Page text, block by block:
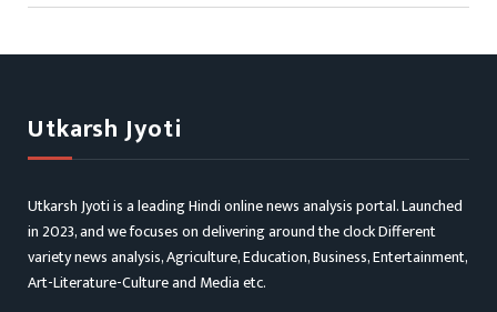
Utkarsh Jyoti
Utkarsh Jyoti is a leading Hindi online news analysis portal. Launched
in 2023, and we focuses on delivering around the clock Different
variety news analysis, Agriculture, Education, Business, Entertainment,
Art-Literature-Culture and Media etc.